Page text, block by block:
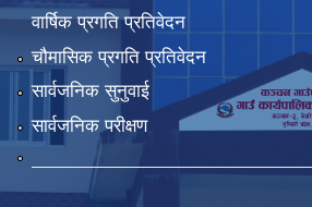
वार्षिक प्रगति प्रतिवेदन
चौमासिक प्रगति प्रतिवेदन
सार्वजनिक सुनुवाई
सार्वजनिक परीक्षण